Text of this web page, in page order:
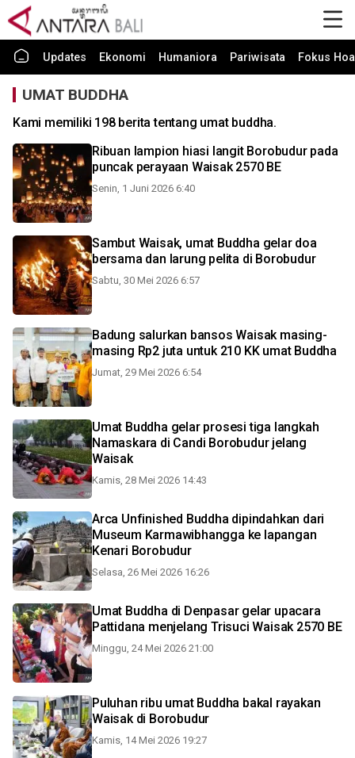
Updates Ekonomi Humaniora Pariwisata Fokus
UMAT BUDDHA
Kami memiliki 198 berita tentang umat buddha.
Ribuan lampion hiasi langit Borobudur pada
puncak perayaan Waisak 2570 BE
Senin, 1 Juni 2026 6:40
Sambut Waisak, umat Buddha gelar doa
bersama dan larung pelita di Borobudur
Sabtu, 30 Mei 2026 6:57
Badung salurkan bansos Waisak masing-
masing Rp2 juta untuk 210 KK umat Buddha
Jumat, 29 Mei 2026 6:54
Umat Buddha gelar prosesi tiga langkah
Namaskara di Candi Borobudur jelang
Waisak
Kamis, 28 Mei 2026 14:43
Arca Unfinished Buddha dipindahkan dari
Museum Karmawibhangga ke lapangan
Kenari Borobudur
Selasa, 26 Mei 2026 16:26
Umat Buddha di Denpasar gelar upacara
Pattidana menjelang Trisuci Waisak 2570 BE
Minggu, 24 Mei 2026 21:00
Puluhan ribu umat Buddha bakal rayakan
Waisak di Borobudur
Kamis, 14 Mei 2026 19:27